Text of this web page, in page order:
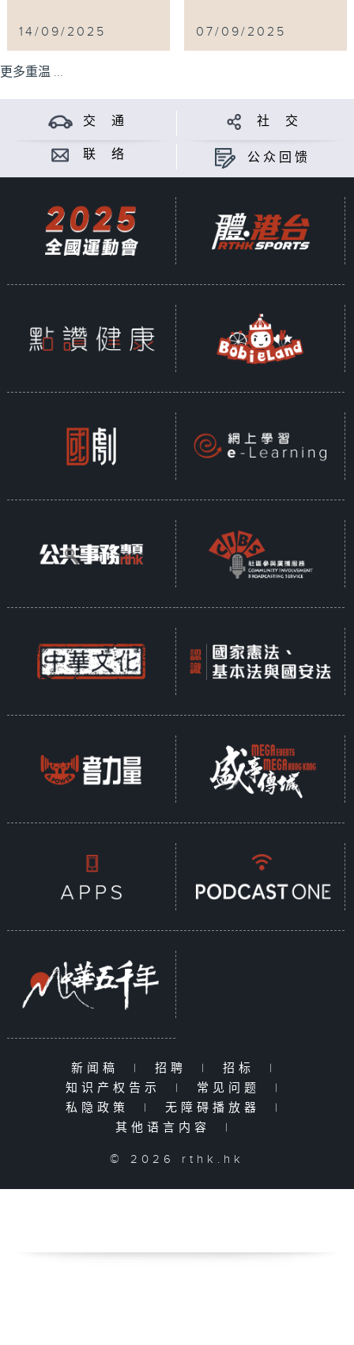
14/09/2025 07/09/2025
更多重温 ...
交 通 社 交
联 络 公众回馈
新闻稿 | 招聘 | 招标
|
知识产权告示
| 常见问题
|
私隐政策
| 无障碍播放器
|
其他语言内容
|
© 2026 rthk.hk